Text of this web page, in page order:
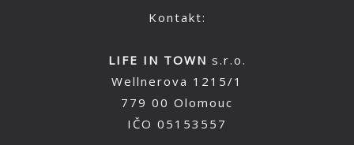
Kontakt:
LIFE IN TOWN s.r.o.
Wellnerova 1215/1
779 00 Olomouc
IČO 05153557